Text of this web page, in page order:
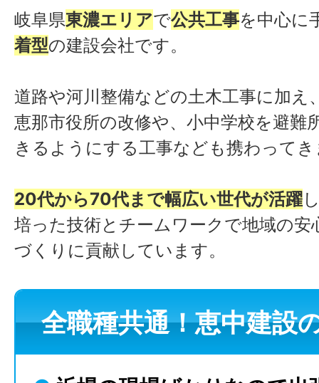
岐阜県東濃エリアで公共工事を中心に
着型の建設会社です。
道路や河川整備などの土木工事に加え
恵那市役所の改修や、小中学校を避難
きるようにする工事なども携わって
20代から70代まで幅広い世代が活躍
培った技術とチームワークで地域の安
づくりに貢献しています。
全職種共通！恵中建設